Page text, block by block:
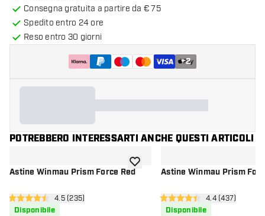
Consegna gratuita a partire da € 75
Spedito entro 24 ore
Reso entro 30 giorni
+2
POTREBBERO INTERESSARTI ANCHE QUESTI ARTICOLI
Astine Winmau Prism Force Red
apri pannello recensioni
4.5 stelle di valutazione
4.5 (235)
Disponibile
aggiungi alla lista dei desideri
Astine Winmau Prism
apri pannello
4.4 stelle di valutazione
4.4 (437)
Disponibile